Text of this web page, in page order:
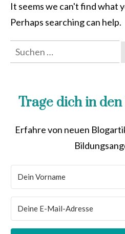
It seems we can't find what
Perhaps searching can help.
Suchen
nach:
Trage dich in
Erfahre von neuen